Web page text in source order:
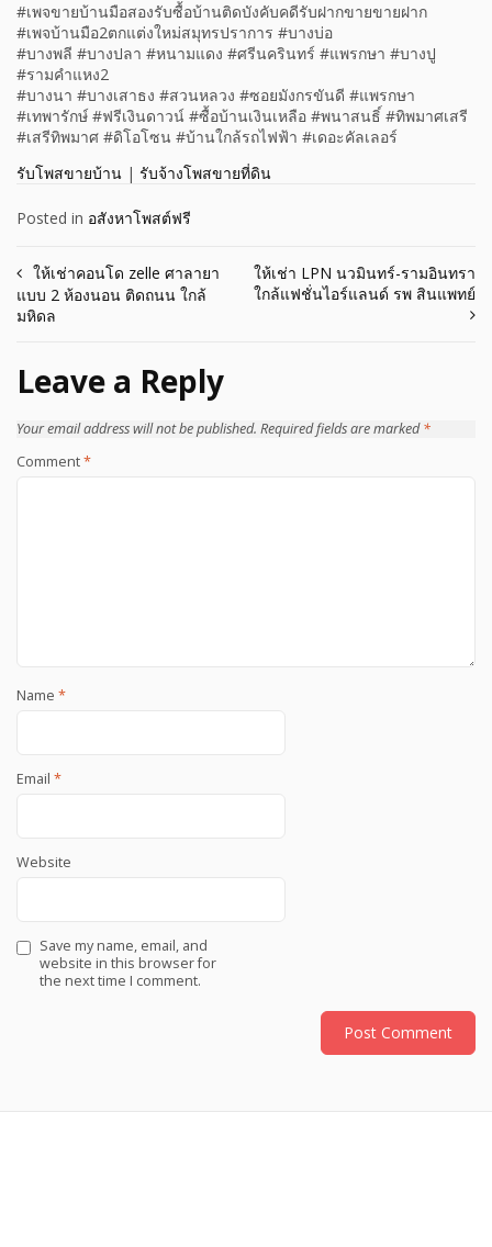
#เพจขายบ้านมือสองรับซื้อบ้านติดบังคับคดีรับฝากขายขายฝาก
#เพจบ้านมือ2ตกแต่งใหม่สมุทรปราการ #บางบ่อ
#บางพลี #บางปลา #หนามแดง #ศรีนครินทร์ #แพรกษา #บางปู
#รามคำแหง2
#บางนา #บางเสาธง #สวนหลวง #ซอยมังกรขันดี #แพรกษา
#เทพารักษ์ #ฟรีเงินดาวน์ #ซื้อบ้านเงินเหลือ #พนาสนธิ์ #ทิพมาศเสรี
#เสรีทิพมาศ #ดิโอโซน #บ้านใกล้รถไฟฟ้า #เดอะคัลเลอร์
รับโพสขายบ้าน | รับจ้างโพสขายที่ดิน
Posted in อสังหาโพสต์ฟรี
Post
navigation
ให้เช่าคอนโด zelle ศาลายา
แบบ 2 ห้องนอน ติดถนน ใกล้
มหิดล
ให้เช่า LPN นวมินทร์-รามอินทรา
ใกล้แฟชั่นไอร์แลนด์ รพ สินแพทย์
Leave a Reply
Your email address will not be published. Required fields are marked*
Comment*
Name *
Email *
Website
Save my name, email, and
website in this browser for
the next time I comment.